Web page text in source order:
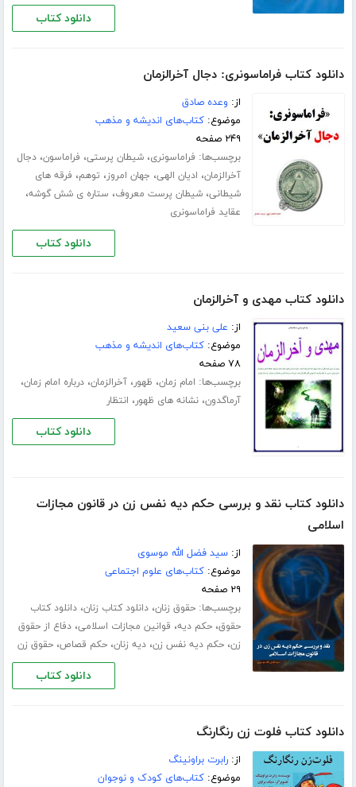
دانلود کتاب
دانلود کتاب فراماسونری: دجال آخرالزمان
از: وعده صادق
موضوع:کتاب‌های اندیشه و مذهب
۲۴۹ صفحه
برچسب‌ها: فراماسونری،شیطان پرستی، فراماسون،دجال
آخرالزمان، ادیان الهی، جهان امروز، توهم، فرقه های
شیطانی،شیطان پرست معروف، ستاره ی شش گوشه،
عقاید فراماسونری
دانلود کتاب
دانلود کتاب مهدی و آخرالزمان
از: علی بنی سعید
موضوع:کتاب‌های اندیشه و مذهب
۷۸ صفحه
برچسب‌ها: امام زمان، ظهور،آخرالزمان،درباره امام زمان،
آرماگدون،نشانه های ظهور، انتظار
دانلود کتاب
دانلود کتاب نقد و بررسی حکم دیه نفس زن در قانون مجازات
اسلامی
از:سید فضل الله موسوی
موضوع:کتاب‌های علوم اجتماعی
۲۹ صفحه
برچسب‌ها:حقوق زنان،دانلود کتاب زنان،دانلود کتاب
حقوق،حکم دیه، قوانین مجازات اسلامی،دفاع از حقوق
زن،حکم دیه نفس زن،دیه زنان،حکم قصاص،حقوق زن
دانلود کتاب
دانلود کتاب فلوت زن رنگارنگ
از:رابرت براونینگ
موضوع:کتاب‌های کودک و نوجوان